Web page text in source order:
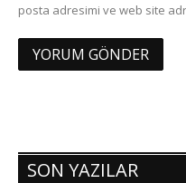
posta adresimi ve web site
SON YAZILAR